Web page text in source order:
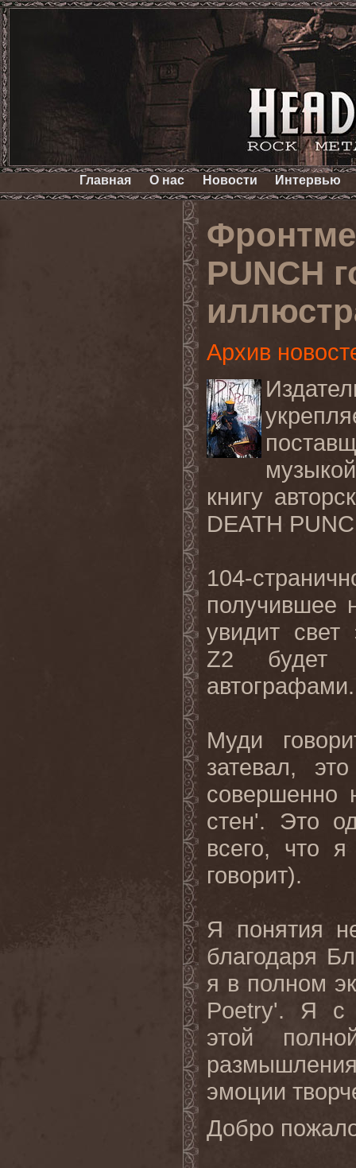
Главная О нас Новости Интервью
PUNCH
Архив
книгу
DEATH
104-
получившее
увидит
Z2 будет
автографами.
Муди
затевал,
совершенно
стен'. Это
всего, что
говорит).
Я понятия
благодаря
я в полном
Poetry'. Я с
этой
эмоции
Добро